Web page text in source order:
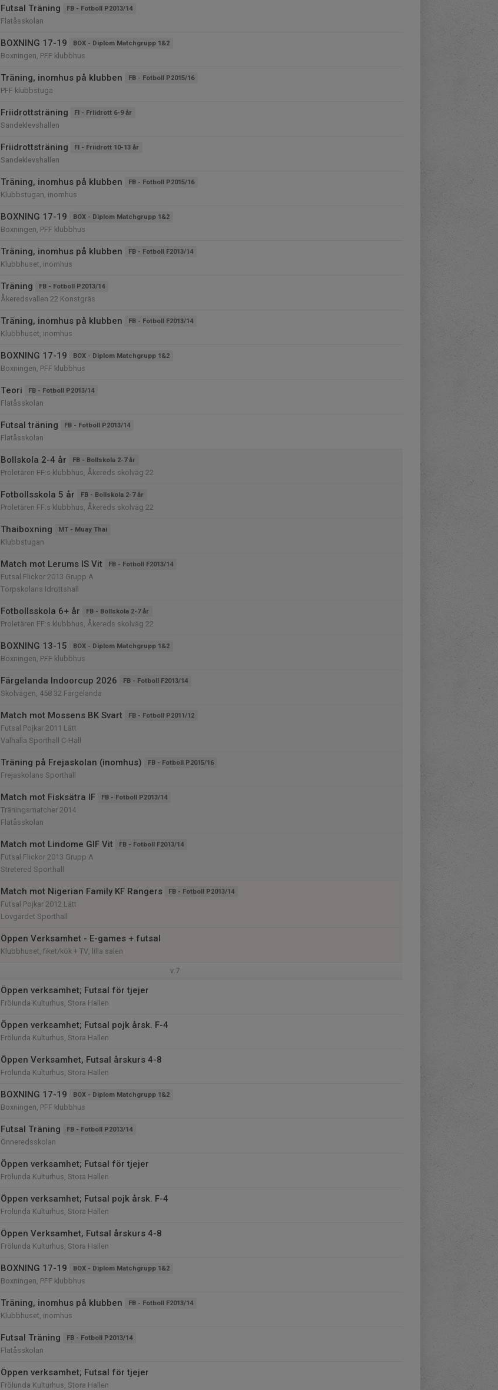
Futsal Träning FB - Fotboll P2013/14
Flatåsskolan
BOXNING 17-19 BOX - Diplom Matchgrupp 1&2
Boxningen, PFF klubbhus
Träning, inomhus på klubben FB - Fotboll P2015/16
PFF klubbstuga
Friidrottsträning FI - Friidrott 6-9 år
Sandeklevshallen
Friidrottsträning FI - Friidrott 10-13 år
Sandeklevshallen
Träning, inomhus på klubben FB - Fotboll P2015/16
Klubbstugan, inomhus
BOXNING 17-19 BOX - Diplom Matchgrupp 1&2
Boxningen, PFF klubbhus
Träning, inomhus på klubben FB - Fotboll F2013/14
Klubbhuset, inomhus
Träning FB - Fotboll P2013/14
Åkeredsvallen 22 Konstgräs
Träning, inomhus på klubben FB - Fotboll F2013/14
Klubbhuset, inomhus
BOXNING 17-19 BOX - Diplom Matchgrupp 1&2
Boxningen, PFF klubbhus
Teori FB - Fotboll P2013/14
Flatåsskolan
Futsal träning FB - Fotboll P2013/14
Flatåsskolan
Bollskola 2-4 år FB - Bollskola 2-7 år
Proletären FF:s klubbhus, Åkereds skolväg 22
Fotbollsskola 5 år FB - Bollskola 2-7 år
Proletären FF:s klubbhus, Åkereds skolväg 22
Thaiboxning MT - Muay Thai
Klubbstugan
Match mot Lerums IS Vit FB - Fotboll F2013/14
Futsal Flickor 2013 Grupp A
Torpskolans Idrottshall
Fotbollsskola 6+ år FB - Bollskola 2-7 år
Proletären FF:s klubbhus, Åkereds skolväg 22
BOXNING 13-15 BOX - Diplom Matchgrupp 1&2
Boxningen, PFF klubbhus
Färgelanda Indoorcup 2026 FB - Fotboll F2013/14
Skolvägen, 458 32 Färgelanda
Match mot Mossens BK Svart FB - Fotboll P2011/12
Futsal Pojkar 2011 Lätt
Valhalla Sporthall C-Hall
Träning på Frejaskolan (inomhus) FB - Fotboll P2015/16
Frejaskolans Sporthall
Match mot Fisksätra IF FB - Fotboll P2013/14
Träningsmatcher 2014
Flatåsskolan
Match mot Lindome GIF Vit FB - Fotboll F2013/14
Futsal Flickor 2013 Grupp A
Stretered Sporthall
Match mot Nigerian Family KF Rangers FB - Fotboll P2013/14
Futsal Pojkar 2012 Lätt
Lövgärdet Sporthall
Öppen Verksamhet - E-games + futsal
Klubbhuset, fiket/kök + TV, lilla salen
v.7
Öppen verksamhet; Futsal för tjejer
Frölunda Kulturhus, Stora Hallen
Öppen verksamhet; Futsal pojk årsk. F-4
Frölunda Kulturhus, Stora Hallen
Öppen Verksamhet, Futsal årskurs 4-8
Frölunda Kulturhus, Stora Hallen
BOXNING 17-19 BOX - Diplom Matchgrupp 1&2
Boxningen, PFF klubbhus
Futsal Träning FB - Fotboll P2013/14
Önneredsskolan
Öppen verksamhet; Futsal för tjejer
Frölunda Kulturhus, Stora Hallen
Öppen verksamhet; Futsal pojk årsk. F-4
Frölunda Kulturhus, Stora Hallen
Öppen Verksamhet, Futsal årskurs 4-8
Frölunda Kulturhus, Stora Hallen
BOXNING 17-19 BOX - Diplom Matchgrupp 1&2
Boxningen, PFF klubbhus
Träning, inomhus på klubben FB - Fotboll F2013/14
Klubbhuset, inomhus
Futsal Träning FB - Fotboll P2013/14
Flatåsskolan
Öppen verksamhet; Futsal för tjejer
Frölunda Kulturhus, Stora Hallen